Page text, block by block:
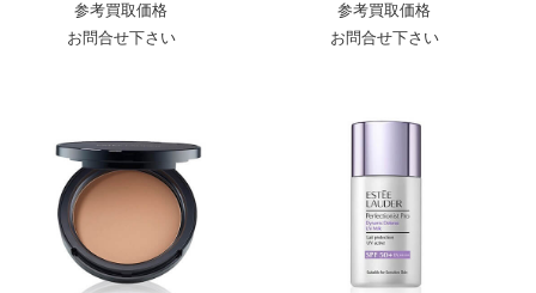
参考買取価格
お問合せ下さい
参考買取価格
お問合せ下さい